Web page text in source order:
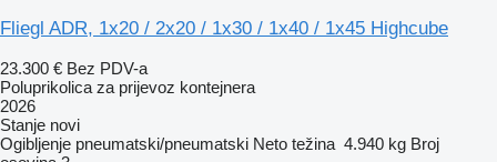
Fliegl ADR, 1x20 / 2x20 / 1x30 / 1x40 / 1x45 Highcube
23.300 € Bez PDV-a
Poluprikolica za prijevoz kontejnera
2026
Stanje novi
Ogibljenje pneumatski/pneumatski Neto težina 4.940 kg Broj